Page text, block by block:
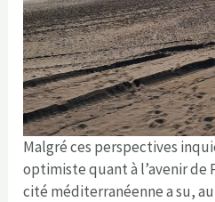
Malgré ces perspectives
optimiste quant à l’avenir de
cité méditerranéenne a su,